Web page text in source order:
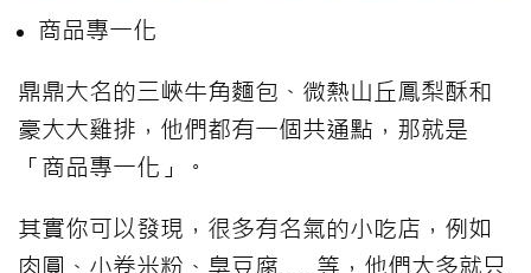
商品專一化
鼎鼎大名的三峽牛角麵包、微熱山丘鳳梨酥和
豪大大雞排，他們都有一個共通點，那就是
「商品專一化」。
其實你可以發現，很多有名氣的小吃店，例如
肉圓、小卷米粉、臭豆腐……等，他們大多就只